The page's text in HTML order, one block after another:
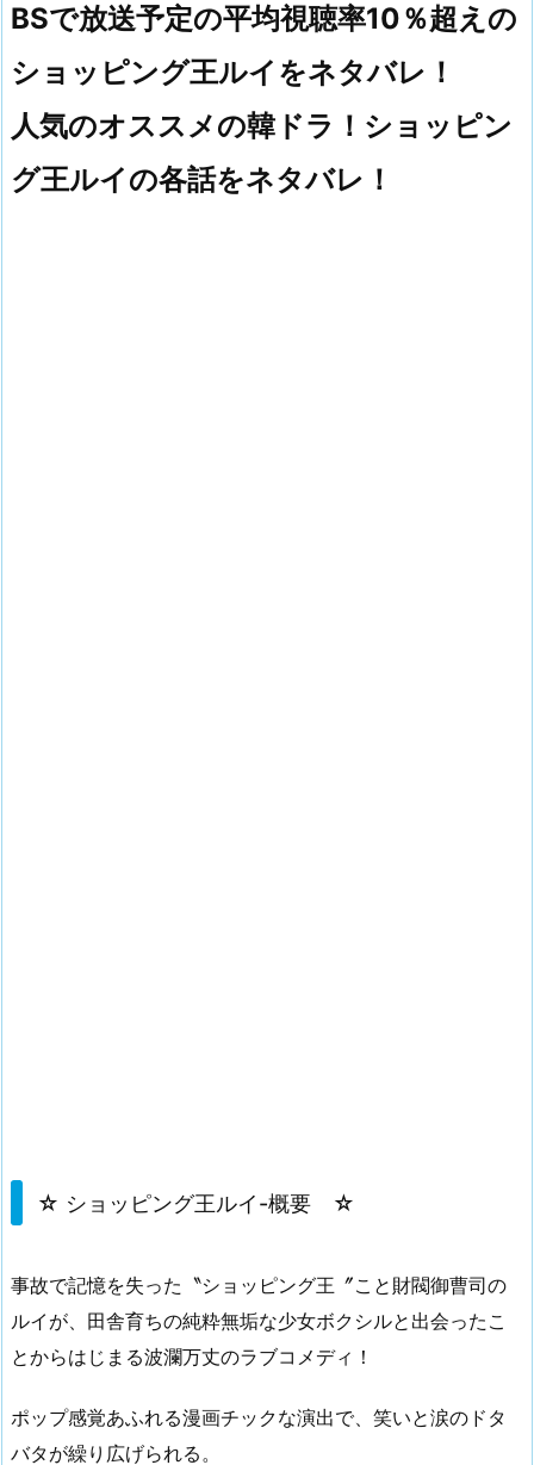
BSで放送予定の平均視聴率10％超えの
ショッピング王ルイをネタバレ！
人気のオススメの韓ドラ！ショッピン
グ王ルイの各話をネタバレ！
☆ ショッピング王ルイ-概要 ☆
事故で記憶を失った〝ショッピング王〞こと財閥御曹司の
ルイが、田舎育ちの純粋無垢な少女ボクシルと出会ったこ
とからはじまる波瀾万丈のラブコメディ！
ポップ感覚あふれる漫画チックな演出で、笑いと涙のドタ
バタが繰り広げられる。